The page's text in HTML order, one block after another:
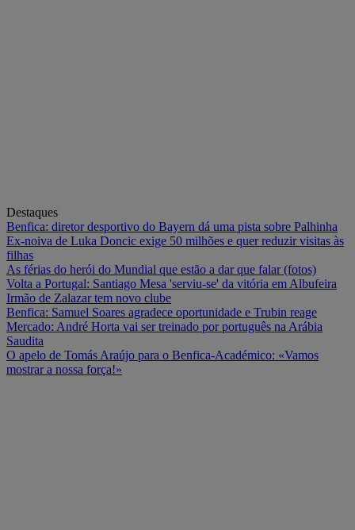
Destaques
Benfica: diretor desportivo do Bayern dá uma pista sobre Palhinha
Ex-noiva de Luka Doncic exige 50 milhões e quer reduzir visitas às
filhas
As férias do herói do Mundial que estão a dar que falar (fotos)
Volta a Portugal: Santiago Mesa 'serviu-se' da vitória em Albufeira
Irmão de Zalazar tem novo clube
Benfica: Samuel Soares agradece oportunidade e Trubin reage
Mercado: André Horta vai ser treinado por português na Arábia
Saudita
O apelo de Tomás Araújo para o Benfica-Académico: «Vamos
mostrar a nossa força!»